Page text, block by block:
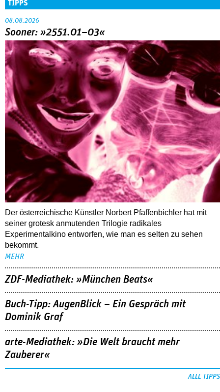
TIPPS
08.08.2026
Sooner: »2551.01–03«
Der österreichische Künstler Norbert Pfaffenbichler hat mit
seiner grotesk anmutenden Trilogie radikales
Experimentalkino entworfen, wie man es selten zu sehen
bekommt.
MEHR
ZDF-Mediathek: »München Beats«
Buch-Tipp: AugenBlick – Ein Gespräch mit
Dominik Graf
arte-Mediathek: »Die Welt braucht mehr
Zauberer«
ALLE TIPPS